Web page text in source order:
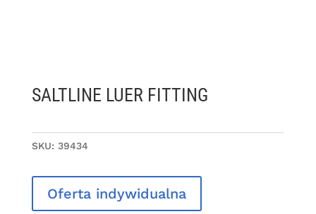
SALTLINE LUER FITTING
SKU: 39434
Oferta indywidualna